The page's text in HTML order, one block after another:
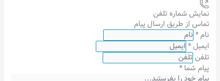
نمایش شماره تلفن
تماس از طریق ارسال پیام
نام*
ایمیل*
تلفن
پیام شما*